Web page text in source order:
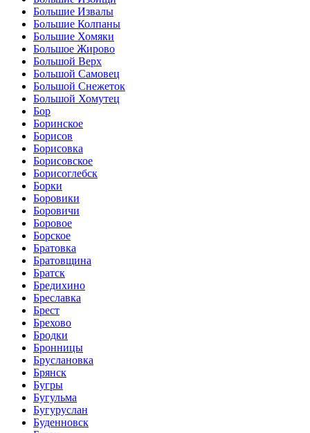
Большие Извалы
Большие Колпаны
Большие Хомяки
Большое Жирово
Большой Верх
Большой Самовец
Большой Снежеток
Большой Хомутец
Бор
Боринское
Борисов
Борисовка
Борисовское
Борисоглебск
Борки
Боровики
Боровичи
Боровое
Борское
Братовка
Братовщина
Братск
Бредихино
Бреславка
Брест
Брехово
Бродки
Бронницы
Бруслановка
Брянск
Бугры
Бугульма
Бугуруслан
Буденновск